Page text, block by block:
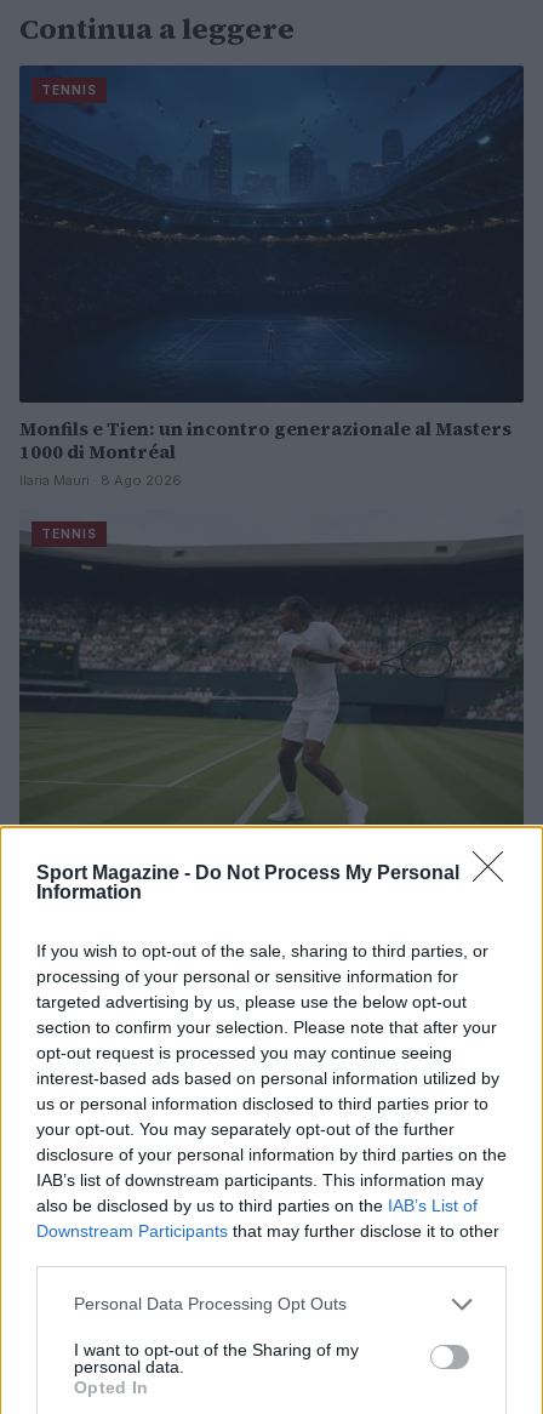
Sport Magazine - Do Not Process My Personal
Information
If you wish to opt-out of the sale, sharing to third parties, or
processing of your personal or sensitive information for
targeted advertising by us, please use the below opt-out
section to confirm your selection. Please note that after your
opt-out request is processed you may continue seeing
interest-based ads based on personal information utilized by
us or personal information disclosed to third parties prior to
your opt-out. You may separately opt-out of the further
disclosure of your personal information by third parties on the
IAB’s list of downstream participants. This information may
also be disclosed by us to third parties on the IAB’s List of
Downstream Participants that may further disclose it to other
Please note that this website/app uses one or more Google
not limited to your visit or usage behaviour. You may click to
grant or deny consent to Google and its third-party tags to
use your data for below specified purposes in below Google
Personal Data Processing Opt Outs
I want to opt-out of the Sharing of my
personal data.
Opted In
Continua a leggere
TENNIS
Monfils e Tien: un incontro generazionale al Masters
1000 di Montréal
Ilaria Mauri · 8 Ago 2026
TENNIS
Tennis: Arthur Fils, Alcaraz e Cobolli e la moda delle
treccine nel circuito ATP
TENNIS
ATP Masters 1000 Montreal 2026: orari e partite del 7
Andrea Conforti · 7 Ago 2026